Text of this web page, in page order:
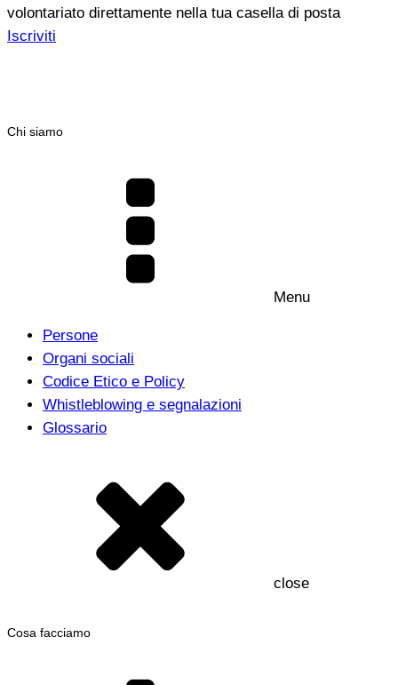
volontariato direttamente nella tua casella di posta
Iscriviti
Chi siamo
Menu
Persone
Organi sociali
Codice Etico e Policy
Whistleblowing e segnalazioni
Glossario
close
Cosa facciamo